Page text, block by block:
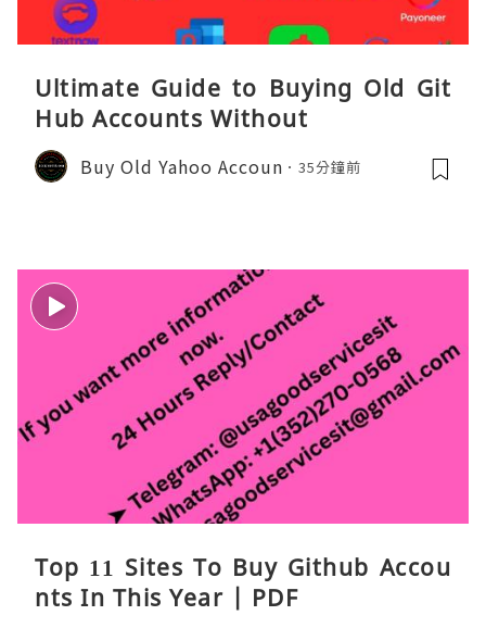
Ultimate Guide to Buying Old Git
Hub Accounts Without
Buy Old Yahoo Accoun 35分鐘前
Top 11 Sites To Buy Github Accou
nts In This Year | PDF